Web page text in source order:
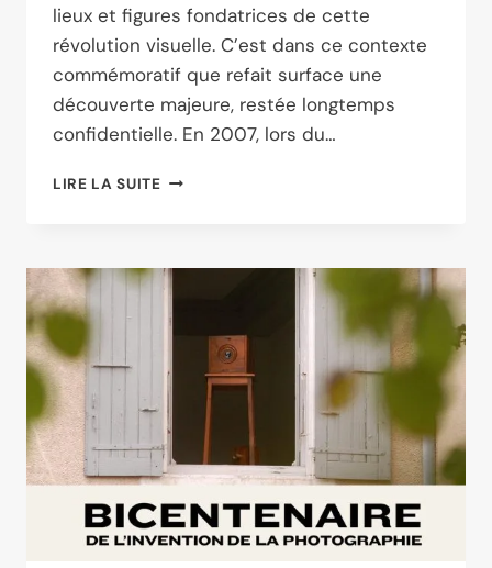
lieux et figures fondatrices de cette
révolution visuelle. C’est dans ce contexte
commémoratif que refait surface une
découverte majeure, restée longtemps
confidentielle. En 2007, lors du…
LIRE LA SUITEPRÉSENTATION
DE
LA
SOCIETY
PHOTOGRAPHIC
EDUCATION
MIAMI)